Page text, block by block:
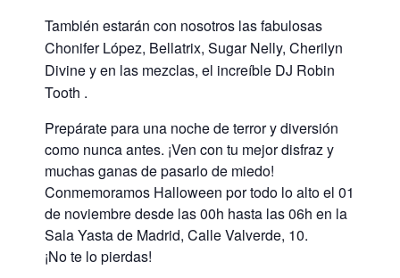
También estarán con nosotros las fabulosas
Chonifer López, Bellatrix, Sugar Nelly, Cherilyn
Divine y en las mezclas, el increíble DJ Robin
Tooth .
Prepárate para una noche de terror y diversión
como nunca antes. ¡Ven con tu mejor disfraz y
muchas ganas de pasarlo de miedo!
Conmemoramos Halloween por todo lo alto el 01
de noviembre desde las 00h hasta las 06h en la
Sala Yasta de Madrid, Calle Valverde, 10.
¡No te lo pierdas!